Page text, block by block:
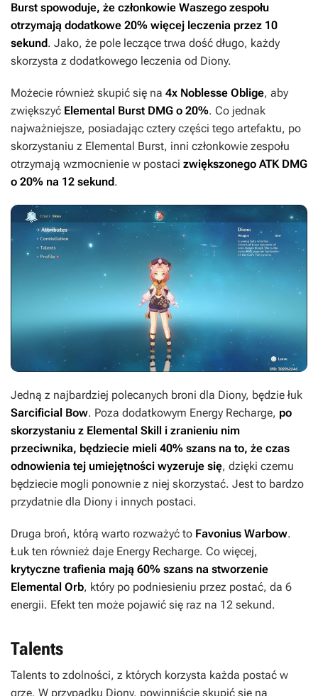
Burst spowoduje, że członkowie Waszego zespołu
otrzymają dodatkowe 20% więcej leczenia przez 10
sekund. Jako, że pole leczące trwa dość długo, każdy
skorzysta z dodatkowego leczenia od Diony.
Możecie również skupić się na 4x Noblesse Oblige, aby
zwiększyć Elemental Burst DMG o 20%. Co jednak
najważniejsze, posiadając cztery części tego artefaktu, po
skorzystaniu z Elemental Burst, inni członkowie zespołu
otrzymają wzmocnienie w postaci zwiększonego ATK DMG
o 20% na 12 sekund.
Jedną z najbardziej polecanych broni dla Diony, będzie łuk
Sarcificial Bow. Poza dodatkowym Energy Recharge, po
skorzystaniu z Elemental Skill i zranieniu nim
przeciwnika, będziecie mieli 40% szans na to, że czas
odnowienia tej umiejętności wyzeruje się, dzięki czemu
będziecie mogli ponownie z niej skorzystać. Jest to bardzo
przydatnie dla Diony i innych postaci.
Druga broń, którą warto rozważyć to Favonius Warbow.
Łuk ten również daje Energy Recharge. Co więcej,
krytyczne trafienia mają 60% szans na stworzenie
Elemental Orb, który po podniesieniu przez postać, da 6
energii. Efekt ten może pojawić się raz na 12 sekund.
Talents
Talents to zdolności, z których korzysta każda postać w
grze. W przypadku Diony, powinniście skupić się na